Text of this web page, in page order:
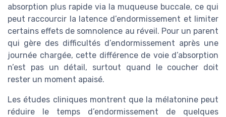
absorption plus rapide via la muqueuse buccale, ce qui
peut raccourcir la latence d’endormissement et limiter
certains effets de somnolence au réveil. Pour un parent
qui gère des difficultés d’endormissement après une
journée chargée, cette différence de voie d’absorption
n’est pas un détail, surtout quand le coucher doit
rester un moment apaisé.
Les études cliniques montrent que la mélatonine peut
réduire le temps d’endormissement de quelques